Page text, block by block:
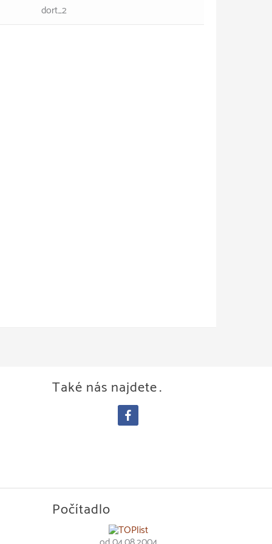
dort_2
Také nás najdete…
facebook
Počítadlo